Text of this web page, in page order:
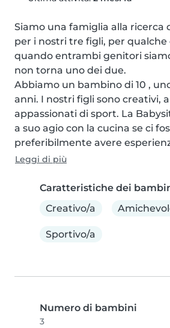
Siamo una famiglia alla ricerca
per i nostri tre figli, per qualche
quando entrambi genitori
non torna uno dei due.
Abbiamo un bambino di 10 ,
anni. I nostri figli sono creativi,
appassionati di sport. La
a suo agio con la cucina se ci
preferibilmente avere
Leggi di più
Caratteristiche dei
Creativo/a
Sportivo/a
Numero di bambini
3